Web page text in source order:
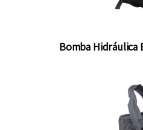
Bomba Hidráulica